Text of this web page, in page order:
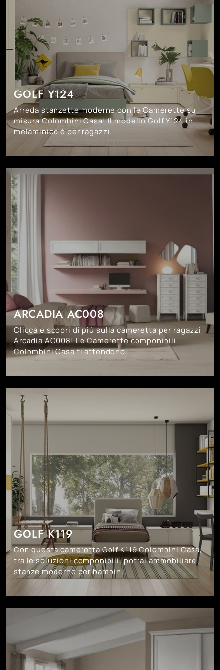
GOLF Y124
Arreda stanzette moderne con le Camerette su
misura Colombini Casa! Il modello Golf Y124 in
melaminico è per ragazzi.
ARCADIA AC008
Clicca e scopri di più sulla cameretta per ragazzi
Arcadia AC008! Le Camerette componibili
Colombini Casa ti attendono.
GOLF K119
Con questa cameretta Golf K119 Colombini Casa,
tra le soluzioni componibili, potrai ammobiliare
stanze moderne per bambini.